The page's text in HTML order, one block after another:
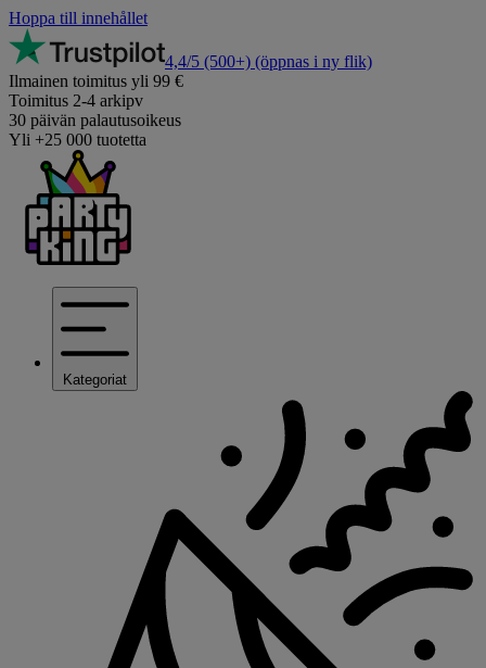
Hoppa till innehållet
4,4/5 (500+) (öppnas i ny flik)
Ilmainen toimitus yli 99 €
Toimitus 2-4 arkipv
30 päivän palautusoikeus
Yli +25 000 tuotetta
Kategoriat